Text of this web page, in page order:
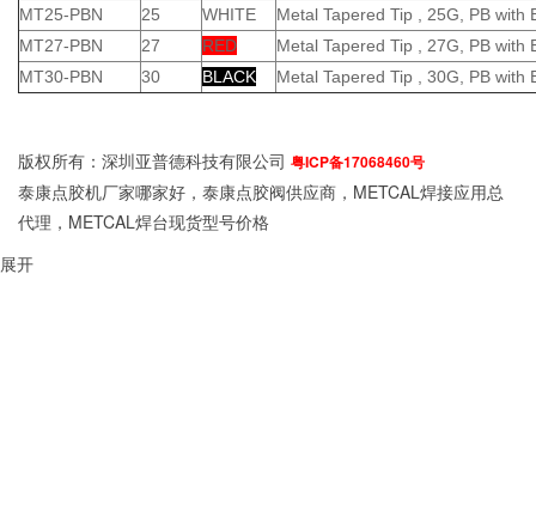
MT25-PBN
25 WHITE
Metal Tapered Tip , 25G, PB with
MT27-PBN
27 RED
Metal Tapered Tip , 27G, PB with
MT30-PBN
30 BLACK Metal Tapered Tip , 30G, PB with
版权所有：深圳亚普德科技有限公司 粤ICP备17068460号
泰康点胶机厂家哪家好，泰康点胶阀供应商，METCAL焊接应用总
代理，METCAL焊台现货型号价格
展开